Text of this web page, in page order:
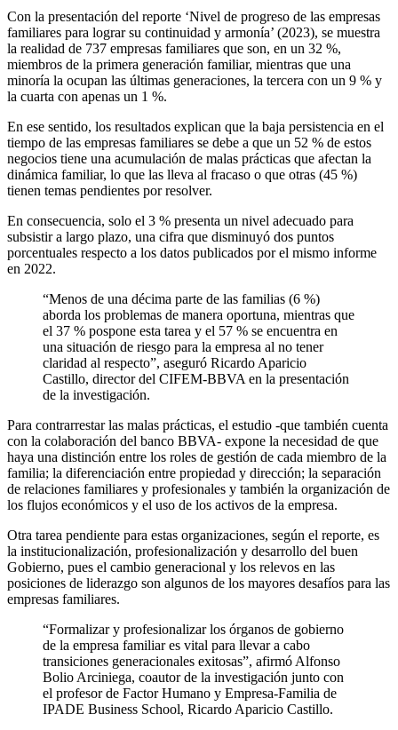
Con la presentación del reporte ‘Nivel de progreso de las empresas
familiares para lograr su continuidad y armonía’ (2023), se muestra
la realidad de 737 empresas familiares que son, en un 32 %,
miembros de la primera generación familiar, mientras que una
minoría la ocupan las últimas generaciones, la tercera con un 9 % y
la cuarta con apenas un 1 %.
En ese sentido, los resultados explican que la baja persistencia en el
tiempo de las empresas familiares se debe a que un 52 % de estos
negocios tiene una acumulación de malas prácticas que afectan la
dinámica familiar, lo que las lleva al fracaso o que otras (45 %)
tienen temas pendientes por resolver.
En consecuencia, solo el 3 % presenta un nivel adecuado para
subsistir a largo plazo, una cifra que disminuyó dos puntos
porcentuales respecto a los datos publicados por el mismo informe
en 2022.
“Menos de una décima parte de las familias (6 %)
aborda los problemas de manera oportuna, mientras que
el 37 % pospone esta tarea y el 57 % se encuentra en
una situación de riesgo para la empresa al no tener
claridad al respecto”, aseguró Ricardo Aparicio
Castillo, director del CIFEM-BBVA en la presentación
de la investigación.
Para contrarrestar las malas prácticas, el estudio -que también cuenta
con la colaboración del banco BBVA- expone la necesidad de que
haya una distinción entre los roles de gestión de cada miembro de la
familia; la diferenciación entre propiedad y dirección; la separación
de relaciones familiares y profesionales y también la organización de
los flujos económicos y el uso de los activos de la empresa.
Otra tarea pendiente para estas organizaciones, según el reporte, es
la institucionalización, profesionalización y desarrollo del buen
Gobierno, pues el cambio generacional y los relevos en las
posiciones de liderazgo son algunos de los mayores desafíos para las
empresas familiares.
“Formalizar y profesionalizar los órganos de gobierno
de la empresa familiar es vital para llevar a cabo
transiciones generacionales exitosas”, afirmó Alfonso
Bolio Arciniega, coautor de la investigación junto con
el profesor de Factor Humano y Empresa-Familia de
IPADE Business School, Ricardo Aparicio Castillo.